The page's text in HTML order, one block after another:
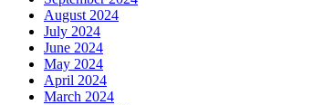
August 2024
July 2024
June 2024
May 2024
April 2024
March 2024